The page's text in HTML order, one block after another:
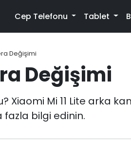
Cep Telefonu Tablet
Değişimi
Değişimi
Xiaomi Mi 11 Lite arka
fazla bilgi edinin.